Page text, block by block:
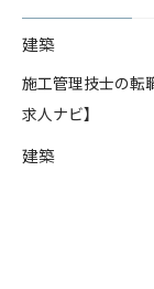
建築
施工管理技士の転
求人ナビ】
建築